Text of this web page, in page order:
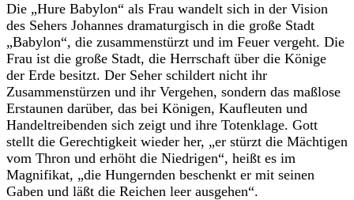
Die „Hure Babylon“ als Frau wandelt sich in der Vision
des Sehers Johannes dramaturgisch in die große Stadt
„Babylon“, die zusammenstürzt und im Feuer vergeht. Die
Frau ist die große Stadt, die Herrschaft über die Könige
der Erde besitzt. Der Seher schildert nicht ihr
Zusammenstürzen und ihr Vergehen, sondern das maßlose
Erstaunen darüber, das bei Königen, Kaufleuten und
Handeltreibenden sich zeigt und ihre Totenklage. Gott
stellt die Gerechtigkeit wieder her, „er stürzt die Mächtigen
vom Thron und erhöht die Niedrigen“, heißt es im
Magnifikat, „die Hungernden beschenkt er mit seinen
Gaben und läßt die Reichen leer ausgehen“.